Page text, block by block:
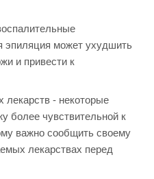
эпиляция может ухудшить
и привести к
лекарств - некоторые
более чувствительной к
важно сообщить своему
лекарствах перед